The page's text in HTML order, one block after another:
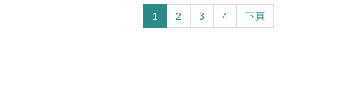
1 2 3 4 下頁